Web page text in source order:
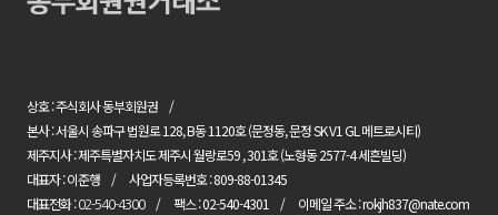
상호 : 주식회사 동부회원권
본사 : 서울시 송파구 법원로 128, B동 1120호 (문정동, 문정 SK V1 GL 메트로시티)
제주지사 : 제주특별자치도 제주시 월랑로59 , 301호 (노형동 2577-4 세흔빌딩)
대표자 : 이준행
사업자등록번호 : 809-88-01345
대표전화 :02-540-4300 팩스 : 02-540-4301 이메일 주소 : rokjh837@nate.com